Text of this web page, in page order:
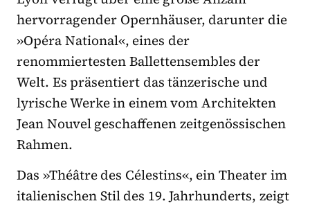
hervorragender Opernhäuser, darunter die
»Opéra National«, eines der
renommiertesten Ballettensembles der
Welt. Es präsentiert das tänzerische und
lyrische Werke in einem vom Architekten
Jean Nouvel geschaffenen zeitgenössischen
Rahmen.
Das »Théâtre des Célestins«, ein Theater im
italienischen Stil des 19. Jahrhunderts, zeigt